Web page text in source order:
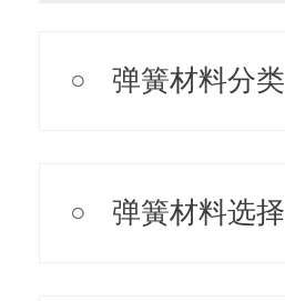
弹簧材料分类
弹簧材料选择